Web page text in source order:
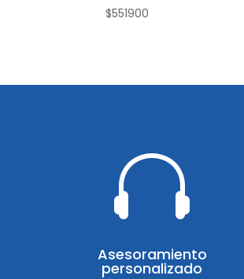
$551900

Asesoramiento
personalizado